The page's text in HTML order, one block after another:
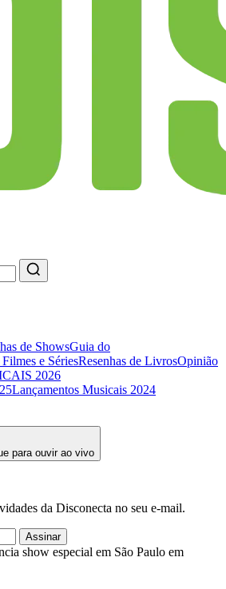
de ShowsGuia do
e SériesResenhas de LivrosOpinião
2026
Lançamentos Musicais 2024
para ouvir ao vivo
da Disconecta no seu e-mail.
Assinar
show especial em São Paulo em